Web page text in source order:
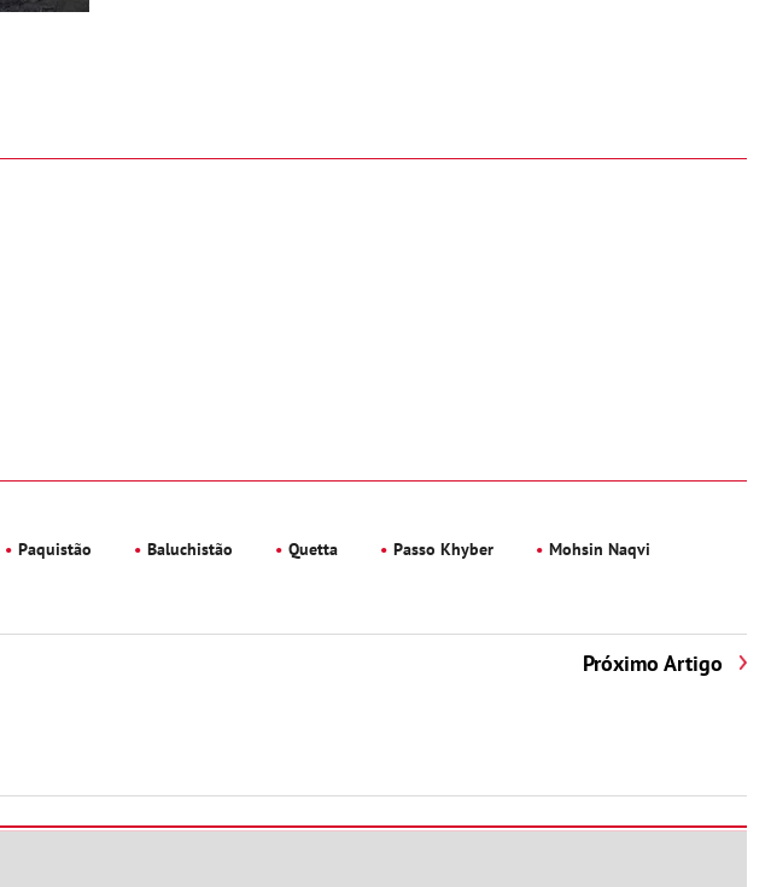
Paquistão Baluchistão Quetta Passo Khyber
Mohsin Naqvi
Próximo Artigo